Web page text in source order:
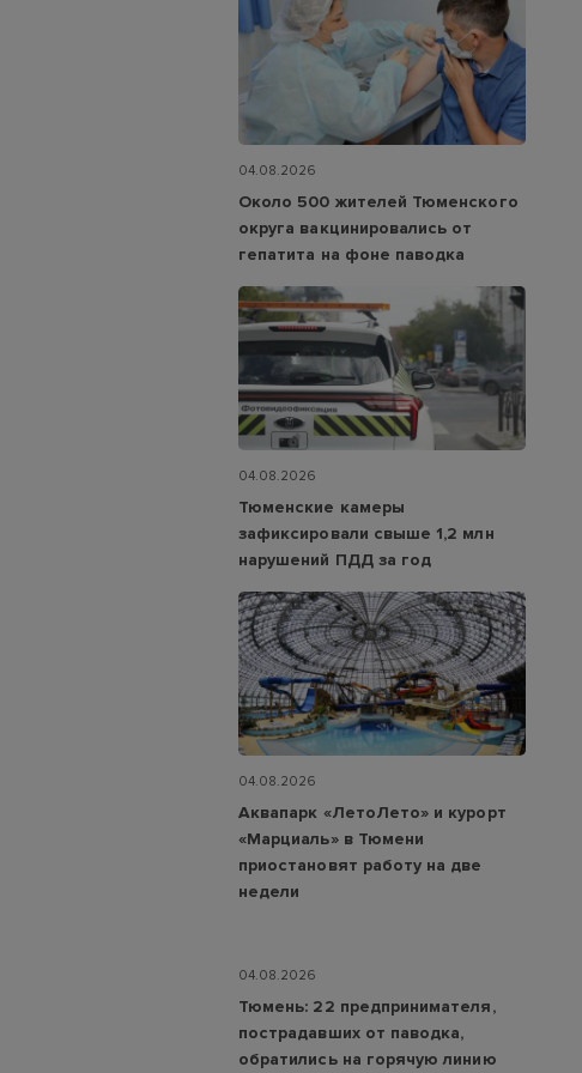
04.08.2026
Около 500 жителей Тюменского
округа вакцинировались от
гепатита на фоне паводка
04.08.2026
Тюменские камеры
зафиксировали свыше 1,2 млн
нарушений ПДД за год
04.08.2026
Аквапарк «ЛетоЛето» и курорт
«Марциаль» в Тюмени
приостановят работу на две
недели
04.08.2026
Тюмень: 22 предпринимателя,
пострадавших от паводка,
обратились на горячую линию